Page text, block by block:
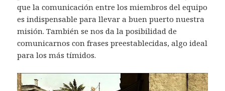
que la comunicación entre los miembros del equipo
es indispensable para llevar a buen puerto nuestra
misión. También se nos da la posibilidad de
comunicarnos con frases preestablecidas, algo ideal
para los más tímidos.